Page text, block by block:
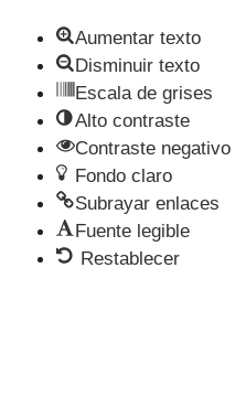
Aumentar texto
Disminuir texto
Escala de grises
Alto contraste
Contraste negativo
Fondo claro
Subrayar enlaces
Fuente legible
Restablecer